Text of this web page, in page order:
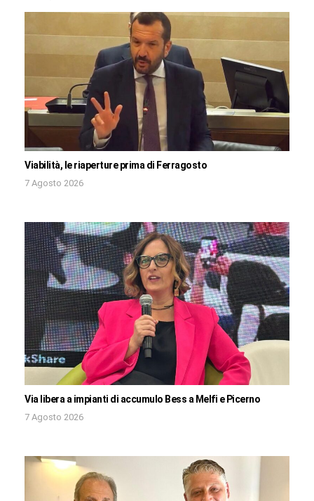
Viabilità, le riaperture prima di Ferragosto
7 Agosto 2026
Via libera a impianti di accumulo Bess a Melfi e Picerno
7 Agosto 2026